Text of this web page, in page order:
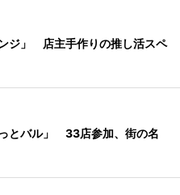
ジ」 店主手作りの推し活スペ
とバル」 33店参加、街の名